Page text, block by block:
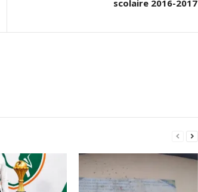
scolaire 2016-2017